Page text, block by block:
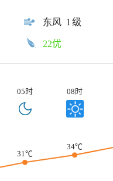
东风 1级
22优
05时 08时
31℃
34℃